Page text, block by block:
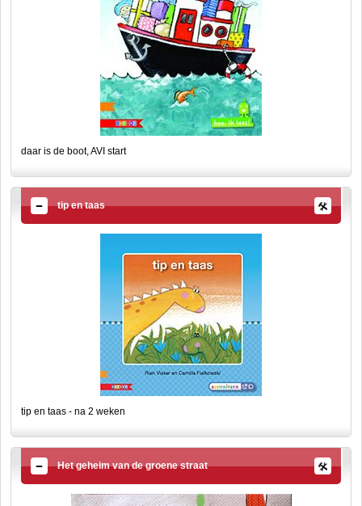
daar is de boot, AVI start
tip en taas
tip en taas - na 2 weken
Het geheim van de groene straat